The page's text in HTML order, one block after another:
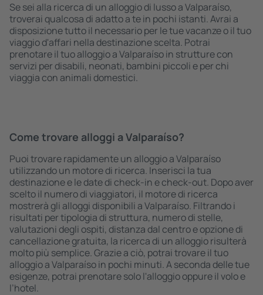
Se sei alla ricerca di un alloggio di lusso a Valparaíso,
troverai qualcosa di adatto a te in pochi istanti. Avrai a
disposizione tutto il necessario per le tue vacanze o il tuo
viaggio d'affari nella destinazione scelta. Potrai
prenotare il tuo alloggio a Valparaíso in strutture con
servizi per disabili, neonati, bambini piccoli e per chi
viaggia con animali domestici.
Come trovare alloggi a Valparaíso?
Puoi trovare rapidamente un alloggio a Valparaíso
utilizzando un motore di ricerca. Inserisci la tua
destinazione e le date di check-in e check-out. Dopo aver
scelto il numero di viaggiatori, il motore di ricerca
mostrerà gli alloggi disponibili a Valparaíso. Filtrando i
risultati per tipologia di struttura, numero di stelle,
valutazioni degli ospiti, distanza dal centro e opzione di
cancellazione gratuita, la ricerca di un alloggio risulterà
molto più semplice. Grazie a ciò, potrai trovare il tuo
alloggio a Valparaíso in pochi minuti. A seconda delle tue
esigenze, potrai prenotare solo l'alloggio oppure il volo e
l’hotel.